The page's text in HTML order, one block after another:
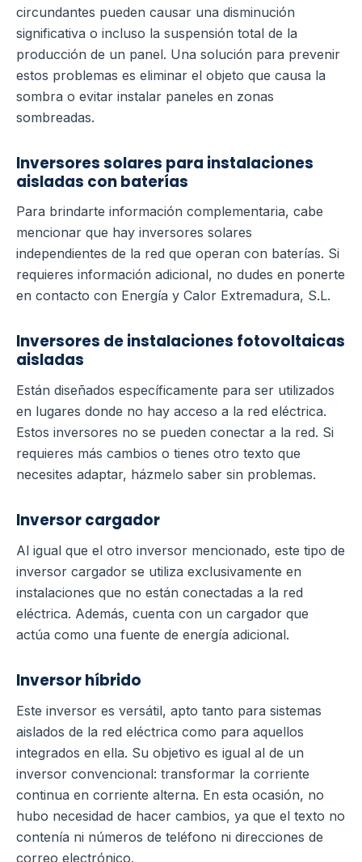
circundantes pueden causar una disminución
significativa o incluso la suspensión total de la
producción de un panel. Una solución para prevenir
estos problemas es eliminar el objeto que causa la
sombra o evitar instalar paneles en zonas
sombreadas.
Inversores solares para instalaciones
aisladas con baterías
Para brindarte información complementaria, cabe
mencionar que hay inversores solares
independientes de la red que operan con baterías. Si
requieres información adicional, no dudes en ponerte
en contacto con Energía y Calor Extremadura, S.L.
Inversores de instalaciones fotovoltaicas
aisladas
Están diseñados específicamente para ser utilizados
en lugares donde no hay acceso a la red eléctrica.
Estos inversores no se pueden conectar a la red. Si
requieres más cambios o tienes otro texto que
necesites adaptar, házmelo saber sin problemas.
Inversor cargador
Al igual que el otro inversor mencionado, este tipo de
inversor cargador se utiliza exclusivamente en
instalaciones que no están conectadas a la red
eléctrica. Además, cuenta con un cargador que
actúa como una fuente de energía adicional.
Inversor híbrido
Este inversor es versátil, apto tanto para sistemas
aislados de la red eléctrica como para aquellos
integrados en ella. Su objetivo es igual al de un
inversor convencional: transformar la corriente
continua en corriente alterna. En esta ocasión, no
hubo necesidad de hacer cambios, ya que el texto no
contenía ni números de teléfono ni direcciones de
correo electrónico.